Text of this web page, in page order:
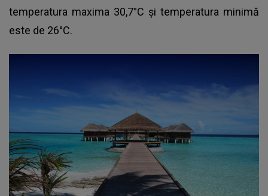
temperatura maxima 30,7°C și temperatura minimă
este de 26°C.